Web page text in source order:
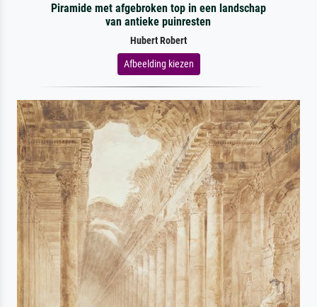
Piramide met afgebroken top in een landschap
van antieke puinresten
Hubert Robert
Afbeelding kiezen